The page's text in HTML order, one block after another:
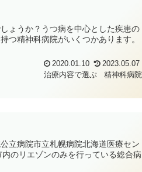
ょうか？うつ病を中心とした疾患の
つ精神科病院がいくつかあります。
2020.01.10
2023.05.07
治療内容で選ぶ
精神科病院
立病院市立札幌病院北海道医療セン
のリエゾンのみを行っている総合病